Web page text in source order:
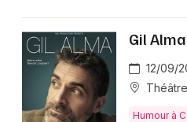
Gil Alma
12/09/
Humour à